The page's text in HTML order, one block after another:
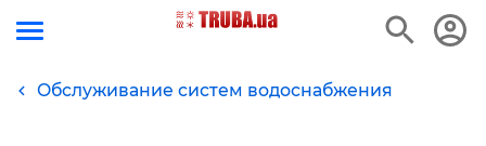
Обслуживание систем водоснабжения